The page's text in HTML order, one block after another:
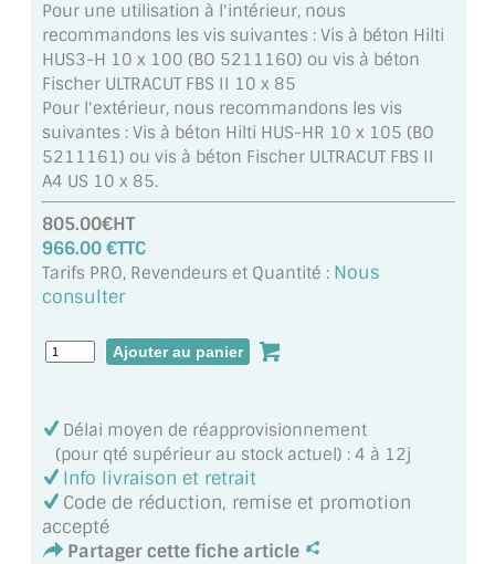
BARRES DE STABILISATION
JOINTS D'ÉTANCHÉITÉS
FIXATION GARDES CORPS
SYSTÈMES PIVOTANTS
SYSTÈMES COULISSANTS
LE CATALOGUE ACCESSOIRES
(STROMBINOSCOPE)
NUANCIER RAL
COMMENT COUPER DU VERRE ?
CONSEILS / AIDE
Pour une utilisation à l'intérieur, nous
recommandons les vis suivantes : Vis à béton Hilti
HUS3-H 10 x 100 (BO 5211160) ou vis à béton
Fischer ULTRACUT FBS II 10 x 85
Pour l'extérieur, nous recommandons les vis
suivantes : Vis à béton Hilti HUS-HR 10 x 105 (BO
5211161) ou vis à béton Fischer ULTRACUT FBS II
A4 US 10 x 85.
805.00€HT
966.00 €TTC
Tarifs PRO, Revendeurs et Quantité : Nous
consulter
Délai moyen de réapprovisionnement
(pour qté supérieur au stock actuel) : 4 à 12j
Info livraison et retrait
Code de réduction, remise et promotion
accepté
Partager cette fiche article